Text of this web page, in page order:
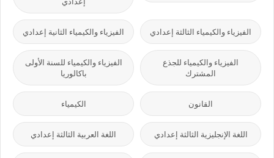
الفيزياء والكيمياء الثالثة إعدادي الفيزياء والكيمياء الثانية إعدادي
الفيزياء والكيمياء للجذع
المشترك
الفيزياء والكيمياء للسنة الأولى
باكالوريا
القانون الكيمياء
اللغة الإنجليزية الثالثة إعدادي اللغة العربية الثالثة إعدادي